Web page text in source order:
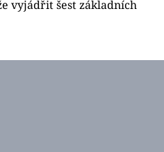
vyjádřit šest základních